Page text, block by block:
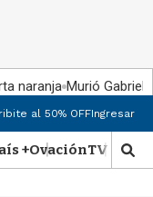
naranja Murió Gabriel
al 50% OFFIngresar
+OvaciónTV Show
M
o